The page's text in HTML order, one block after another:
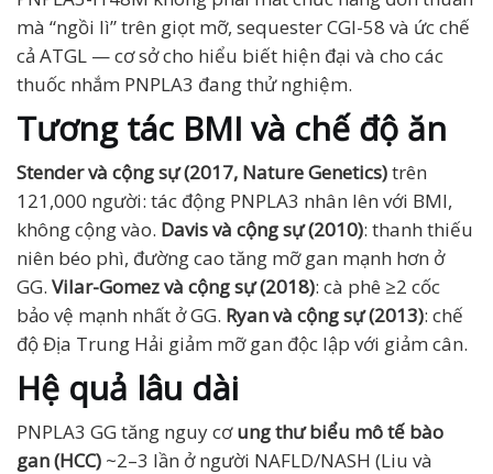
mà “ngồi lì” trên giọt mỡ, sequester CGI-58 và ức chế
cả ATGL — cơ sở cho hiểu biết hiện đại và cho các
thuốc nhắm PNPLA3 đang thử nghiệm.
Tương tác BMI và chế độ ăn
Stender và cộng sự (2017, Nature Genetics)trên
121,000 người: tác động PNPLA3 nhân lên với BMI,
không cộng vào. Davis và cộng sự (2010): thanh thiếu
niên béo phì, đường cao tăng mỡ gan mạnh hơn ở
GG. Vilar-Gomez và cộng sự (2018): cà phê ≥2 cốc
bảo vệ mạnh nhất ở GG. Ryan và cộng sự (2013): chế
độ Địa Trung Hải giảm mỡ gan độc lập với giảm cân.
Hệ quả lâu dài
PNPLA3 GG tăng nguy cơung thư biểu mô tế bào
gan (HCC) ~2–3 lần ở người NAFLD/NASH (Liu và